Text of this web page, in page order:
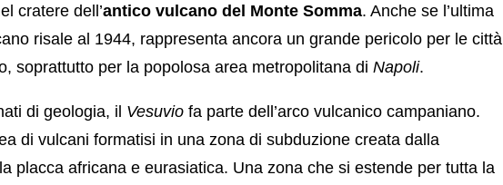
cratere dell’antico vulcano del Monte Somma. Anche se l’ultima
risale al 1944, rappresenta ancora un grande pericolo per le città
soprattutto per la popolosa area metropolitana di Napoli.
di geologia, il Vesuvio fa parte dell’arco vulcanico campaniano.
di vulcani formatisi in una zona di subduzione creata dalla
placca africana e eurasiatica. Una zona che si estende per tutta la